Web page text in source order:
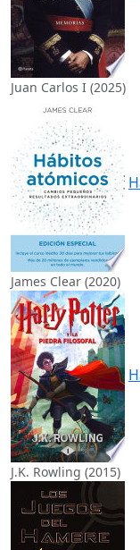
Juan Carlos I (2025)
James Clear (2020)
J.K. Rowling (2015)